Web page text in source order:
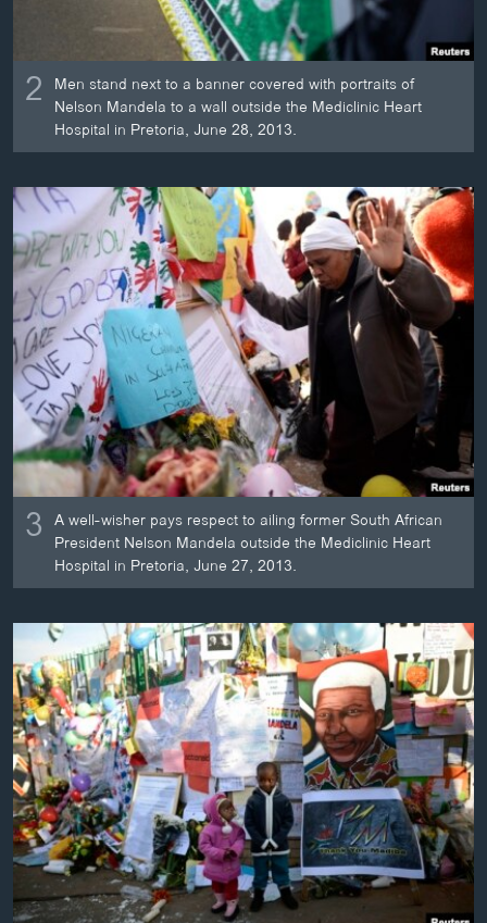
2 Men stand next to a banner covered with portraits of
Nelson Mandela to a wall outside the Mediclinic Heart
Hospital in Pretoria, June 28, 2013.
3 A well-wisher pays respect to ailing former South African
President Nelson Mandela outside the Mediclinic Heart
Hospital in Pretoria, June 27, 2013.